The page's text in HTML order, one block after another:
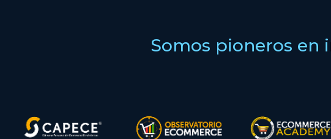
Somos pioneros en